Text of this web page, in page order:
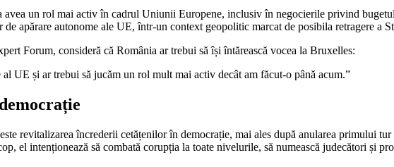
avea un rol mai activ în cadrul Uniunii Europene, inclusiv în negocierile privind
apărare autonome ale UE, într-un context geopolitic marcat de posibila retragere a
Forum, consideră că România ar trebui să își întărească vocea la Bruxelles:
al UE și ar trebui să jucăm un rol mult mai activ decât am făcut-o până acum.”
revitalizarea încrederii cetățenilor în democrație, mai ales după anularea primului
el intenționează să combată corupția la toate nivelurile, să numească judecători și